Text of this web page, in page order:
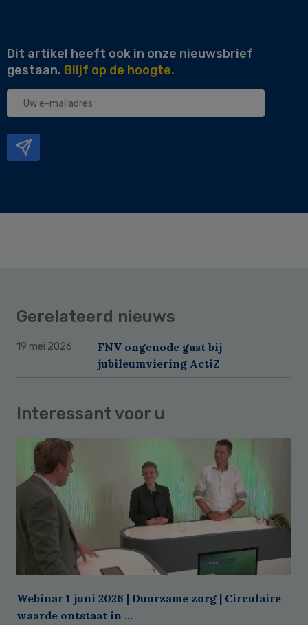
Dit artikel heeft ook in onze nieuwsbrief
gestaan. Blijf op de hoogte.
Uw
Gerelateerd nieuws
19 mei 2026
FNV ongenode gast bij
jubileumviering ActiZ
Interessant voor u
Webinar 1 juni 2026 | Duurzame zorg | Circulaire
waarde ontstaat in ...